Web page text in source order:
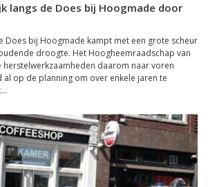
langs de Does bij Hoogmade door
Does bij Hoogmade kampt met een grote scheur
droogte. Het Hoogheemraadschap van
herstelwerkzaamheden daarom naar voren
al op de planning om over enkele jaren te